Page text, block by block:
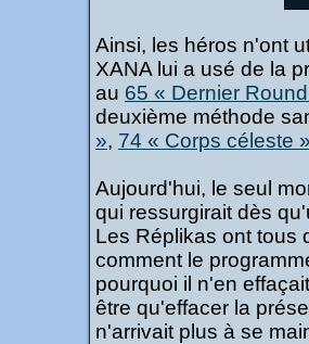
Ainsi, les héros n'ont
XANA lui a usé de la
au 65 « Dernier
deuxième méthode
», 74 « Corps céleste
Aujourd'hui, le seul
qui ressurgirait dès
Les Réplikas ont tous
comment le
pourquoi il n'en
être qu'effacer la
n'arrivait plus à se